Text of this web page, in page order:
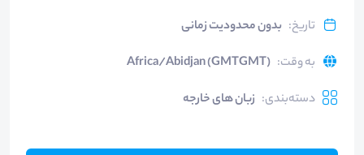
تاریخ: بدون محدودیت زمانی
به وقت:
Africa/Abidjan (GMTGMT)
دسته‌بندی: زبان های خارجه